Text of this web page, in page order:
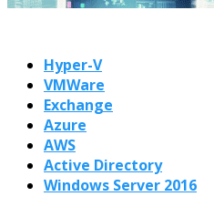
Hyper-V
VMWare
Exchange
Azure
AWS
Active Directory
Windows Server 2016